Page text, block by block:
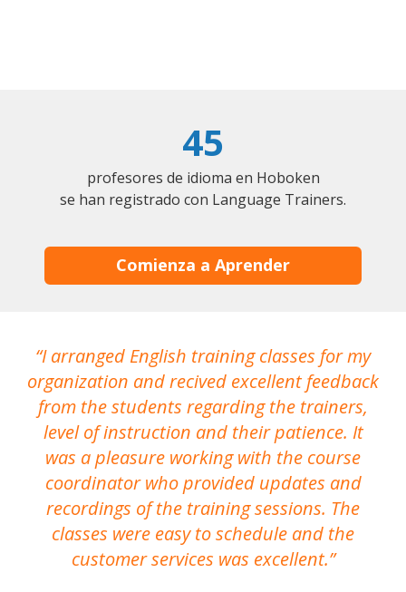
45
profesores de idioma en Hoboken
se han registrado con Language Trainers.
Comienza a Aprender
I arranged English training classes for my
organization and recived excellent feedback
from the students regarding the trainers,
level of instruction and their patience. It
was a pleasure working with the course
coordinator who provided updates and
recordings of the training sessions. The
classes were easy to schedule and the
customer services was excellent.